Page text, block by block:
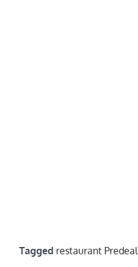
Tagged restaurant Predeal